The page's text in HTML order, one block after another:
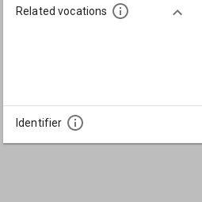
Related vocations
Identifier